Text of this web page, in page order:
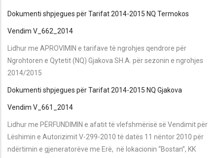
Dokumenti shpjegues për Tarifat 2014-2015 NQ Termokos
Vendim V_662_2014
Lidhur me APROVIMIN e tarifave të ngrohjes qendrore për
Ngrohtoren e Qytetit (NQ) Gjakova SH.A. për sezonin e ngrohjes
2014/2015
Dokumenti shpjegues për Tarifat 2014-2015 NQ Gjakova
Vendim V_661_2014
Lidhur me PËRFUNDIMIN e afatit të vlefshmërisë së Vendimit për
Lëshimin e Autorizimit V-299-2010 të datës 11 nëntor 2010 për
ndërtimin e gjeneratorëve me Erë, në lokacionin “Bostan”, KK